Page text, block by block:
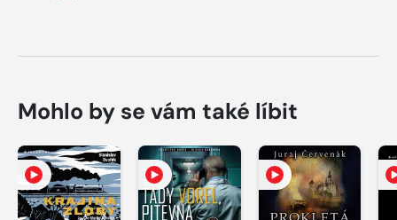
Mohlo by se vám také líbit